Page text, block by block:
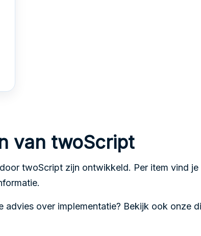
van twoScript
twoScript zijn ontwikkeld. Per item vind
over implementatie? Bekijk ook onze